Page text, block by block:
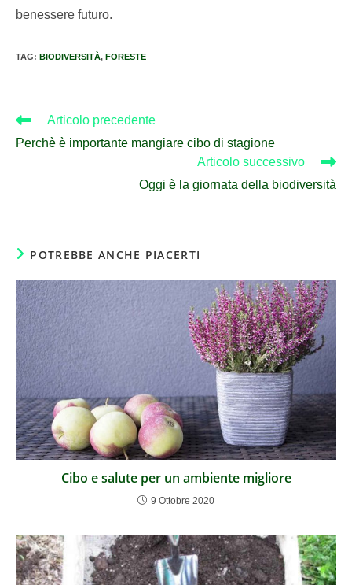
benessere futuro.
TAG: BIODIVERSITÀ, FORESTE
Articolo precedente
Perchè è importante mangiare cibo di stagione
Articolo successivo
Oggi è la giornata della biodiversità
POTREBBE ANCHE PIACERTI
Cibo e salute per un ambiente migliore
9 Ottobre 2020